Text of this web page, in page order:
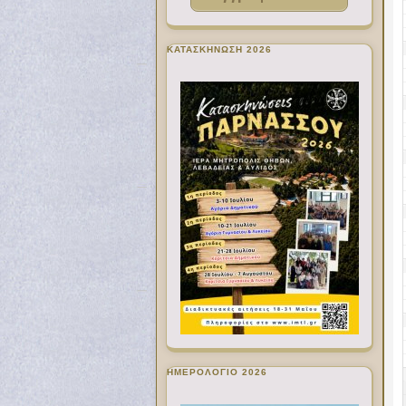
ΚΑΤΑΣΚΗΝΩΣΗ 2026
ΗΜΕΡΟΛΟΓΙΟ 2026